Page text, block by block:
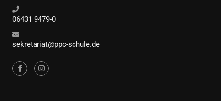
06431 9479-0
sekretariat@ppc-schule.de